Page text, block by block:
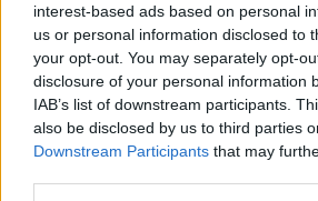
interest-based ads based on personal
us or personal information disclosed to
your opt-out. You may separately opt-
disclosure of your personal information
IAB’s list of downstream participants.
also be disclosed by us to third parties
Downstream Participants that may
Chanteurs : Ye
Albums : First Night
Paroles + Traduction
Commentaires